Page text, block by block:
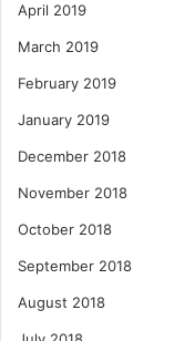
April 2019
March 2019
February 2019
January 2019
December 2018
November 2018
October 2018
September 2018
August 2018